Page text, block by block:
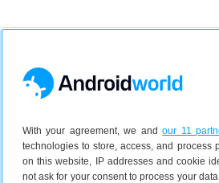
With your agreement, we andour 11
technologies to store, access, and process
on this website, IP addresses and cookie
not ask for your consent to process your